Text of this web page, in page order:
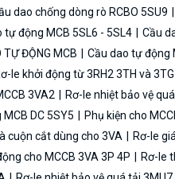
dao chống dòng rò RCBO 5SU9
tự động MCB 5SL6 - 5SL4
Cầu
TỰ ĐỘNG MCB Cầu dao tự động
le khởi động từ 3RH2 3TH và 3TG
3VA2
Rơ-le nhiệt bảo vệ
DC 5SY5 Phụ kiện cho
cuộn cắt dùng cho 3VA Rơ-le
cho MCCB 3VA 3P 4P
Rơ-le